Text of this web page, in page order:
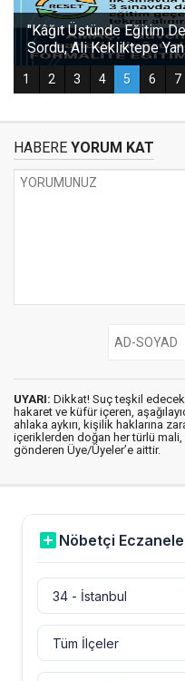
HABERE YORUM KAT
UYARI: Dikkat! Suç teşkil
hakaret ve küfür içeren,
ahlaka aykırı, kişilik haklarına
içeriklerden doğan her türlü
gönderen Üye/Üyeler’e aittir.